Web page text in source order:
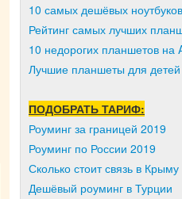
10 самых дешёвых ноутбуков
Рейтинг самых лучших
10 недорогих планшетов на
Лучшие планшеты для детей
ПОДОБРАТЬ ТАРИФ:
Роуминг за границей 2019
Роуминг по России 2019
Сколько стоит связь в Крыму
Дешёвый роуминг в Турции